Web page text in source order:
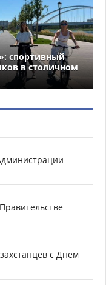
спортивный
в столичном
с Днём